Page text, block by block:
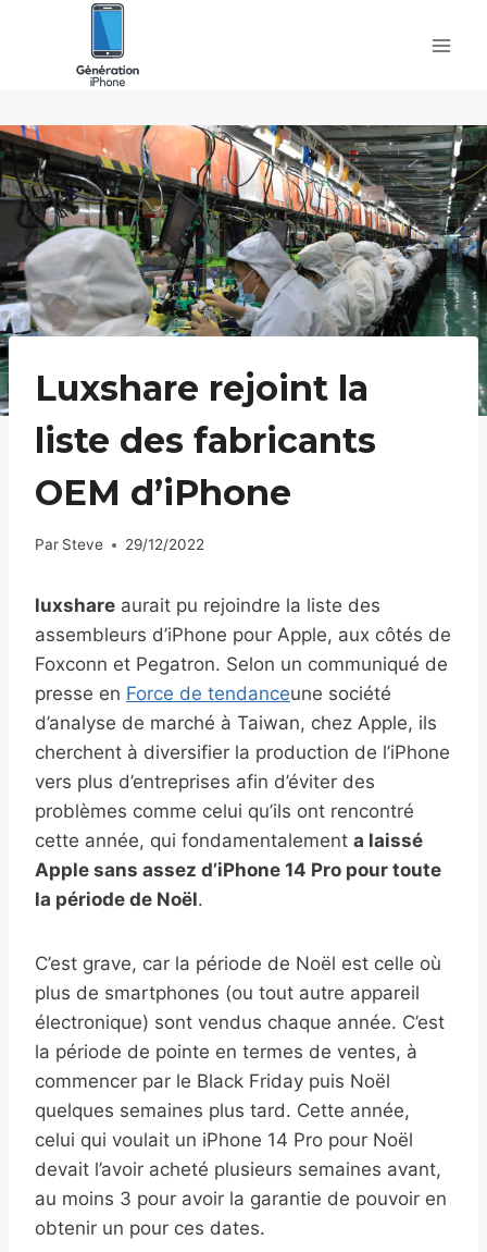
Luxshare rejoint la
liste des fabricants
OEM d’iPhone
Par Steve 29/12/2022
luxshare aurait pu rejoindre la liste des
assembleurs d’iPhone pour Apple, aux côtés de
Foxconn et Pegatron. Selon un communiqué de
presse en Force de tendanceune société
d’analyse de marché à Taiwan, chez Apple, ils
cherchent à diversifier la production de l’iPhone
vers plus d’entreprises afin d’éviter des
problèmes comme celui qu’ils ont rencontré
cette année, qui fondamentalement a laissé
Apple sans assez d’iPhone 14 Pro pour toute
la période de Noël.
C’est grave, car la période de Noël est celle où
plus de smartphones (ou tout autre appareil
électronique) sont vendus chaque année. C’est
la période de pointe en termes de ventes, à
commencer par le Black Friday puis Noël
quelques semaines plus tard. Cette année,
celui qui voulait un iPhone 14 Pro pour Noël
devait l’avoir acheté plusieurs semaines avant,
au moins 3 pour avoir la garantie de pouvoir en
obtenir un pour ces dates.